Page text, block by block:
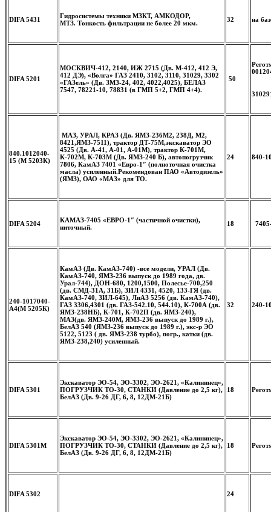
DIFA 5431
Гидросистемы техники МЗКТ, АМКОДОР,
МТЗ. Тонкость фильтрации не более 20 мкм. 32 на
DIFA 5201
МОСКВИЧ-412, 2140, ИЖ 2715 (Дв. М-412, 412 Э,
412 ДЭ), «Волга» ГАЗ 2410, 3102, 3110, 31029, 3302
«ГАЗель» (Дв. ЗМЗ-24, 402, 4022,4025), БЕЛАЗ
7547, 78221-10, 78831 (в ГМП 5+2, ГМП 4+4).
50
840.1012040-
15 (М 5203К)
МАЗ, УРАЛ, КРАЗ (Дв. ЯМЗ-236М2, 238Д, М2,
8421,ЯМЗ-7511), трактор ДТ-75М,экскаватор ЭО
4525 (Дв. А-41, А-01, А-01М), трактор К-701М,
К-702М, К-703М (Дв. ЯМЗ-240 Б), автопогрузчик
7806, КамАЗ 7401 «Евро-1″ (полноточная очистка
масла) усиленный.Рекомендован ПАО «Автодизель»
(ЯМЗ), ОАО «МАЗ» для ТО.
24 840-
DIFA 5204
КАМАЗ-7405 «ЕВРО-1″ (частичной очистки),
ниточный.
18
240-1017040-
А4(М 5205К)
КамАЗ (Дв. КамАЗ-740) -все модели, УРАЛ (Дв.
КамАЗ-740, ЯМЗ-236 выпуск до 1989 года, дв.
Урал-744), ДОН-680, 1200,1500, Полесье-700,250
(дв. СМД-31А, 31Б), ЗИЛ 4331, 4520, 133-ГЯ (дв.
КамАЗ-740, ЗИЛ-645), ЛиАЗ 5256 (дв. КамАЗ-740),
ГАЗ 3306,4301 (дв. ГАЗ-542.10, 544.10), К-700А (дв.
ЯМЗ-238НБ), К-701, К-702П (дв. ЯМЗ-240),
МАЗ(дв. ЯМЗ-240М, ЯМЗ-236 выпуск до 1989 г.),
БелАЗ 540 (ЯМЗ-236 выпуск до 1989 г.), экс-р ЭО
5122, 5123 ( дв. ЯМЗ-238 турбо), погр., катки (дв.
ЯМЗ-238,240) усиленный.
32 240-
DIFA 5301
Экскаватор ЭО-54, ЭО-3302, ЭО-2621, «Калининец»,
ПОГРУЗЧИК ТО-30, СТАНКИ (Давление до 2,5 кг),
БелАЗ (Дв. 9-26 ДГ, 6, 8, 12ДМ-21Б)
18
DIFA 5301M
Экскаватор ЭО-54, ЭО-3302, ЭО-2621, «Калининец»,
ПОГРУЗЧИК ТО-30, СТАНКИ (Давление до 2,5 кг),
БелАЗ (Дв. 9-26 ДГ, 6, 8, 12ДМ-21Б)
18
DIFA 5302 24